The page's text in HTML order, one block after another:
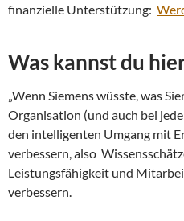
finanzielle Unterstützung:
Was kannst du
„Wenn Siemens wüsste, was
Organisation (und auch bei
den intelligenten Umgang mit
verbessern, also
Leistungsfähigkeit und
verbessern.